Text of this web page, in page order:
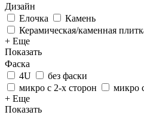
Дизайн
Елочка
Камень
Керамическая/каменная
+ Еще
Показать
Фаска
4U
без фаски
микро с 2-х сторон
микро
+ Еще
Показать